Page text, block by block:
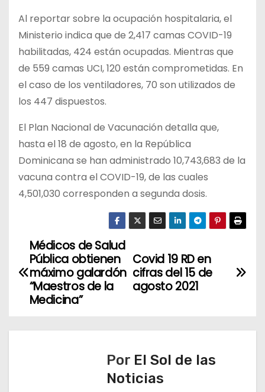
Al reportar sobre la ocupación hospitalaria, el
Ministerio indica que de 2,417 camas COVID-19
habilitadas, 424 están ocupadas. Mientras que
de 559 camas UCI, 120 están comprometidas. En
el caso de los ventiladores, 70 son utilizados de
los 447 dispuestos.
El Plan Nacional de Vacunación detalla que,
hasta el 18 de agosto, en la República
Dominicana se han administrado 10,743,683 de la
vacuna contra el COVID-19, de las cuales
4,501,030 corresponden a segunda dosis.
N
a
e
Covid 19 RD en
cifras del 15 de
agosto 2021
Médicos de Salud
Pública obtienen
máximo galardón
“Maestros de la
Medicina”
Por El Sol de las
Noticias